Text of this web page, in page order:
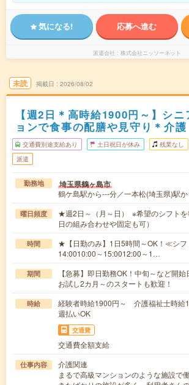
気になる! 応募へ進む
派遣会社 株式会社ニッソーネット
未読 掲載日 2026/08/02
【週2日＊高時給1900円～】シ
ョンで食事の配膳や見守り＊介護
交通費別途支給あり 土日祝日が休み 残業なし
派遣
勤務地 埼玉県鶴ヶ島市
鶴ケ島駅から---分／一本松(埼玉県)駅
曜日頻度
★週2日～（月～日） ※希望のシフト
日の組み合わせや固定も可）
時間
★【日勤のみ】1日5時間～OK！≪シ
14:0010:00～15:0012:00～1…
期間
【急募】即日勤務OK！中旬～など開
お試し2カ月～のスタートも歓迎！
時給
経験者時給1900円～ 介護福祉士時
週払いOK
交通費
交通費全額支給
仕事内容
介護関連
まるで高級マンションのような施設で